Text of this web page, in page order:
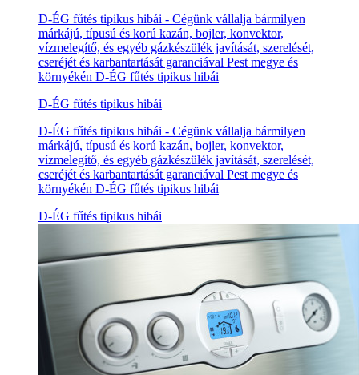
D-ÉG fűtés tipikus hibái - Cégünk vállalja bármilyen
márkájú, típusú és korú kazán, bojler, konvektor,
vízmelegítő, és egyéb gázkészülék javítását, szerelését,
cseréjét és karbantartását garanciával Pest megye és
környékén D-ÉG fűtés tipikus hibái
D-ÉG fűtés tipikus hibái
D-ÉG fűtés tipikus hibái - Cégünk vállalja bármilyen
márkájú, típusú és korú kazán, bojler, konvektor,
vízmelegítő, és egyéb gázkészülék javítását, szerelését,
cseréjét és karbantartását garanciával Pest megye és
környékén D-ÉG fűtés tipikus hibái
D-ÉG fűtés tipikus hibái